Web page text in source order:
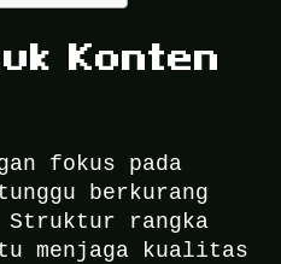
Konten
fokus pada
berkurang
Struktur rangka
menjaga kualitas